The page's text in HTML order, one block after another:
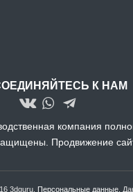
К НАМ
компания
Продвижение
3dguru. Персональные данные,